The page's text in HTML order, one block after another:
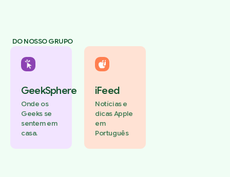
DO NOSSO GRUPO
GeekSphere
Onde os
Geeks se
sentem em
casa.
iFeed
Notícias e
dicas Apple
em
Português